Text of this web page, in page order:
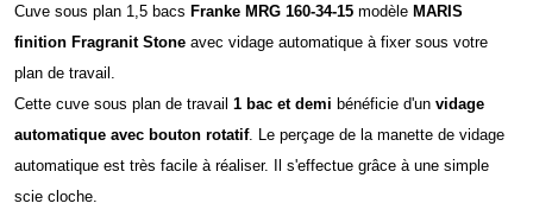
Cuve sous plan 1,5 bacs Franke MRG 160-34-15 modèle MARIS
finition Fragranit Stone avec vidage automatique à fixer sous votre
plan de travail.
Cette cuve sous plan de travail 1 bac et demi bénéficie d'un vidage
automatique avec bouton rotatif. Le perçage de la manette de vidage
automatique est très facile à réaliser. Il s'effectue grâce à une simple
scie cloche.